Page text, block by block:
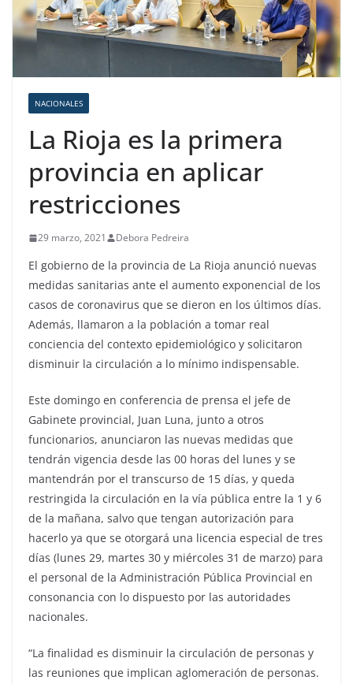
NACIONALES
La Rioja es la primera
provincia en aplicar
restricciones
29 marzo, 2021 Debora Pedreira
El gobierno de la provincia de La Rioja anunció nuevas
medidas sanitarias ante el aumento exponencial de los
casos de coronavirus que se dieron en los últimos días.
Además, llamaron a la población a tomar real
conciencia del contexto epidemiológico y solicitaron
disminuir la circulación a lo mínimo indispensable.
Este domingo en conferencia de prensa el jefe de
Gabinete provincial, Juan Luna, junto a otros
funcionarios, anunciaron las nuevas medidas que
tendrán vigencia desde las 00 horas del lunes y se
mantendrán por el transcurso de 15 días, y queda
restringida la circulación en la vía pública entre la 1 y 6
de la mañana, salvo que tengan autorización para
hacerlo ya que se otorgará una licencia especial de tres
días (lunes 29, martes 30 y miércoles 31 de marzo) para
el personal de la Administración Pública Provincial en
consonancia con lo dispuesto por las autoridades
nacionales.
“La finalidad es disminuir la circulación de personas y
las reuniones que implican aglomeración de personas.